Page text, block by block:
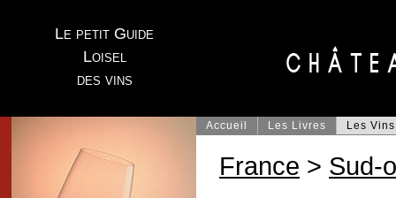
Le petit Guide
Loisel
des vins
Accueil Les Livres Les Vins
France > Sud-